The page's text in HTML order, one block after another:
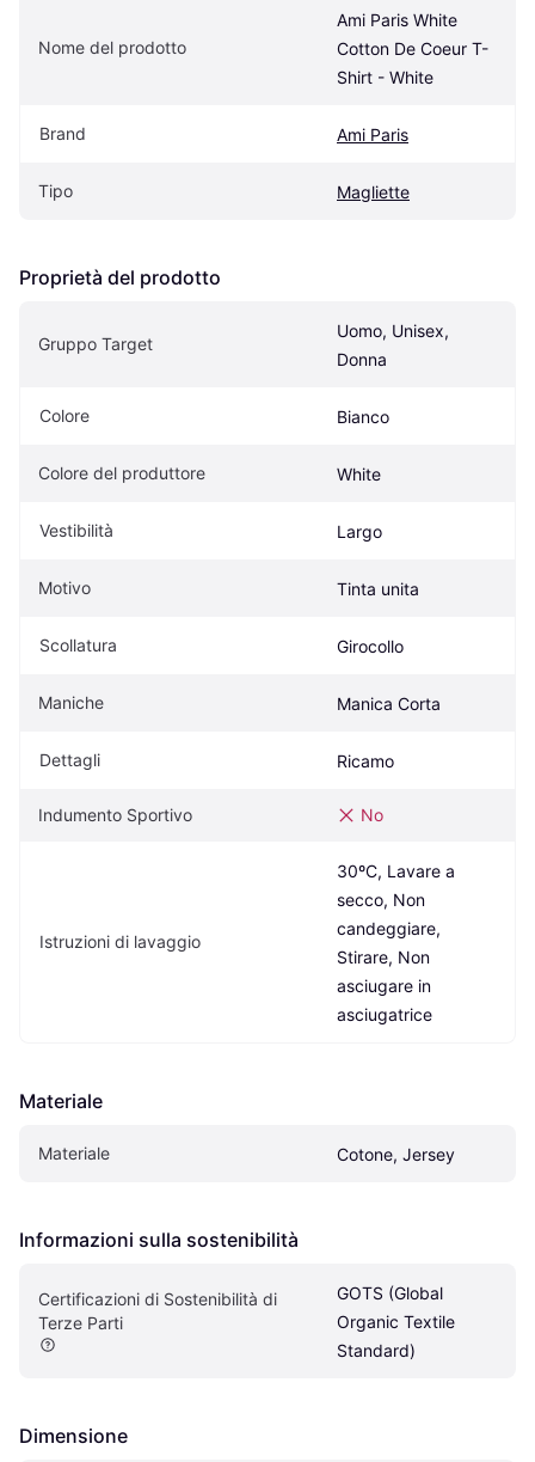
Nome del prodotto
Ami Paris White
Cotton De Coeur T-
Shirt - White
Brand Ami Paris
Tipo Magliette
Proprietà del prodotto
Gruppo Target
Uomo, Unisex,
Donna
Colore Bianco
Colore del produttore White
Vestibilità Largo
Motivo Tinta unita
Scollatura Girocollo
Maniche Manica Corta
Dettagli Ricamo
Indumento Sportivo No
Istruzioni di lavaggio
30ºC, Lavare a
secco, Non
candeggiare,
Stirare, Non
asciugare in
asciugatrice
Materiale
Materiale Cotone, Jersey
Informazioni sulla sostenibilità
Certificazioni di Sostenibilità di
Terze Parti
GOTS (Global
Organic Textile
Standard)
Dimensione